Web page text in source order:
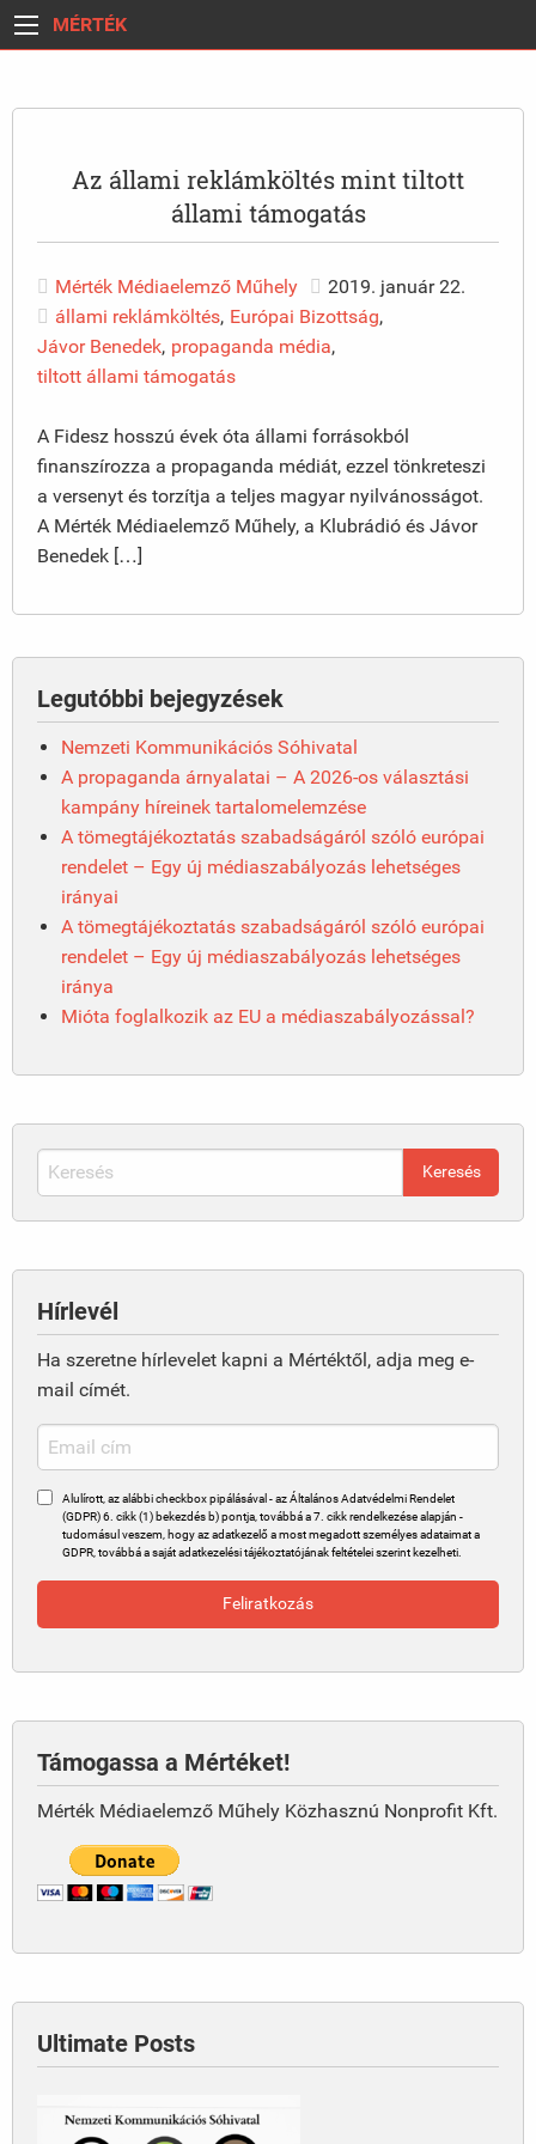
MÉRTÉK
Az állami reklámköltés mint tiltott
állami támogatás
Mérték Médiaelemző Műhely
2019. január 22.
állami reklámköltés, Európai Bizottság,
Jávor Benedek, propaganda média,
tiltott állami támogatás
A Fidesz hosszú évek óta állami forrásokból
finanszírozza a propaganda médiát, ezzel tönkreteszi
a versenyt és torzítja a teljes magyar nyilvánosságot.
A Mérték Médiaelemző Műhely, a Klubrádió és Jávor
Benedek […]
Legutóbbi bejegyzések
Nemzeti Kommunikációs Sóhivatal
A propaganda árnyalatai – A 2026-os választási
kampány híreinek tartalomelemzése
A tömegtájékoztatás szabadságáról szóló európai
rendelet – Egy új médiaszabályozás lehetséges
irányai
A tömegtájékoztatás szabadságáról szóló európai
rendelet – Egy új médiaszabályozás lehetséges
iránya
Mióta foglalkozik az EU a médiaszabályozással?
Hírlevél
Ha szeretne hírlevelet kapni a Mértéktől, adja meg e-
mail címét.
Alulírott, az alábbi checkbox pipálásával - az Általános Adatvédelmi Rendelet
(GDPR) 6. cikk (1) bekezdés b) pontja, továbbá a 7. cikk rendelkezése alapján -
tudomásul veszem, hogy az adatkezelő a most megadott személyes adataimat a
GDPR, továbbá a saját adatkezelési tájékoztatójának feltételei szerint kezelheti.
Támogassa a Mértéket!
Mérték Médiaelemző Műhely Közhasznú Nonprofit Kft.
Ultimate Posts